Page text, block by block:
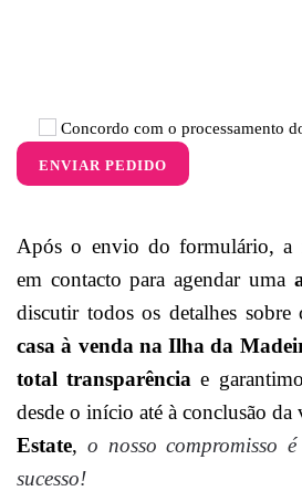
Concordo com o processamento
ENVIAR PEDIDO
Após o envio do formulário, a
em contacto para agendar uma
discutir todos os detalhes sobre
casa à venda na Ilha da
total transparência e
desde o início até à conclusão da
Estate, o nosso compromisso
sucesso!